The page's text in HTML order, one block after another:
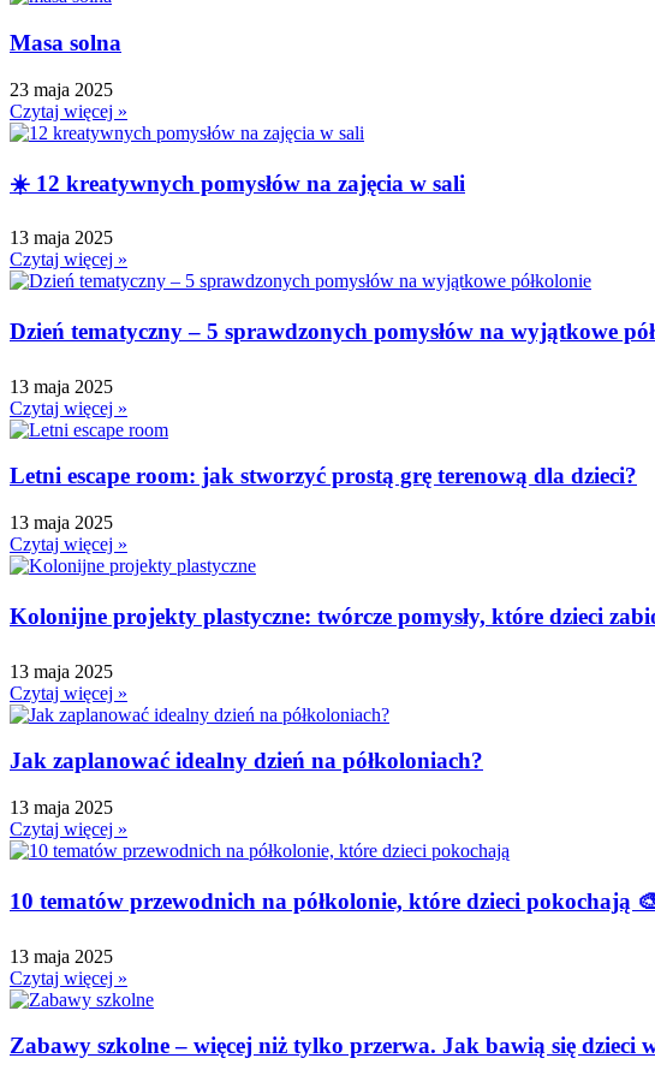
Masa solna
23 maja 2025
Czytaj więcej »
☀️ 12 kreatywnych pomysłów na zajęcia w sali
13 maja 2025
Czytaj więcej »
Dzień tematyczny – 5 sprawdzonych pomysłów na wyjątkowe
13 maja 2025
Czytaj więcej »
Letni escape room: jak stworzyć prostą grę terenową dla dzieci?
13 maja 2025
Czytaj więcej »
Kolonijne projekty plastyczne: twórcze pomysły, które dzieci
13 maja 2025
Czytaj więcej »
Jak zaplanować idealny dzień na półkoloniach?
13 maja 2025
Czytaj więcej »
10 tematów przewodnich na półkolonie, które dzieci pokochają
13 maja 2025
Czytaj więcej »
Zabawy szkolne – więcej niż tylko przerwa. Jak bawią się dzieci